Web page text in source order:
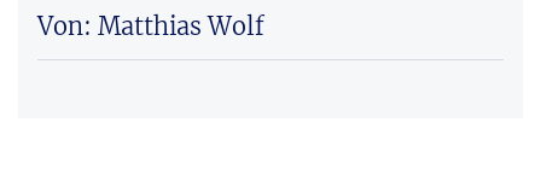
Von: Matthias Wolf